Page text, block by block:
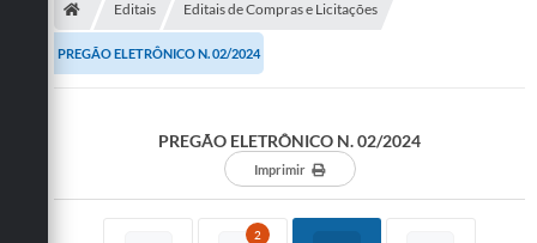
Secretarias
Telefones
Editais Editais de Compras e Licitações
PREGÃO ELETRÔNICO N. 02/2024
PREGÃO ELETRÔNICO N. 02/2024
Imprimir
2